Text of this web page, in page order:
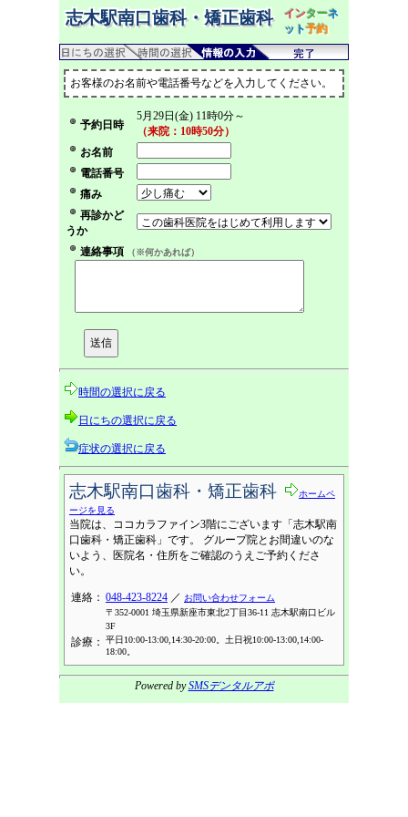
志木駅南口歯科・矯正歯科 インターネ
ット予約
お客様のお名前や電話番号などを入力してください。
予約日時
5月29日(金) 11時0分～
（来院：10時50分）
お名前
電話番号
痛み
再診かど
うか
連絡事項
（※何かあれば）
時間の選択に戻る
日にちの選択に戻る
症状の選択に戻る
志木駅南口歯科・矯正歯科
ホームペ
ージを見る
当院は、ココカラファイン3階にございます「志木駅南
口歯科・矯正歯科」です。 グループ院とお間違いのな
いよう、医院名・住所をご確認のうえご予約くださ
い。
連絡： 048-423-8224 ／ お問い合わせフォーム
〒352-0001 埼玉県新座市東北2丁目36-11 志木駅南口ビル
3F
診療：
平日10:00-13:00,14:30-20:00。土日祝10:00-13:00,14:00-
18:00。
Powered bySMSデンタルアポ